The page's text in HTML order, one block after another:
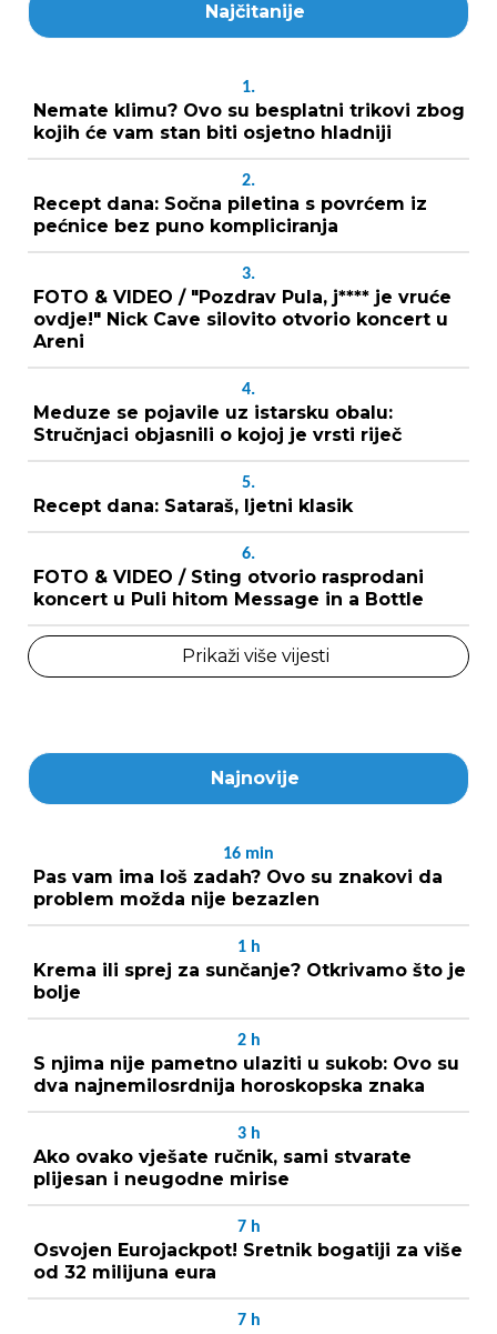
Najčitanije
1.
Nemate klimu? Ovo su besplatni trikovi zbog
kojih će vam stan biti osjetno hladniji
2.
Recept dana: Sočna piletina s povrćem iz
pećnice bez puno kompliciranja
3.
FOTO & VIDEO / "Pozdrav Pula, j**** je vruće
ovdje!" Nick Cave silovito otvorio koncert u
Areni
4.
Meduze se pojavile uz istarsku obalu:
Stručnjaci objasnili o kojoj je vrsti riječ
5.
Recept dana: Sataraš, ljetni klasik
6.
FOTO & VIDEO / Sting otvorio rasprodani
koncert u Puli hitom Message in a Bottle
Prikaži više vijesti
Najnovije
16 min
Pas vam ima loš zadah? Ovo su znakovi da
problem možda nije bezazlen
1 h
Krema ili sprej za sunčanje? Otkrivamo što je
bolje
2 h
S njima nije pametno ulaziti u sukob: Ovo su
dva najnemilosrdnija horoskopska znaka
3 h
Ako ovako vješate ručnik, sami stvarate
plijesan i neugodne mirise
7 h
Osvojen Eurojackpot! Sretnik bogatiji za više
od 32 milijuna eura
7 h